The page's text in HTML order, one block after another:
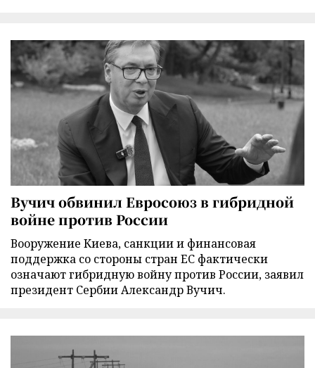
Вучич обвинил Евросоюз в гибридной
войне против России
Вооружение Киева, санкции и финансовая
поддержка со стороны стран ЕС фактически
означают гибридную войну против России, заявил
президент Сербии Александр Вучич.